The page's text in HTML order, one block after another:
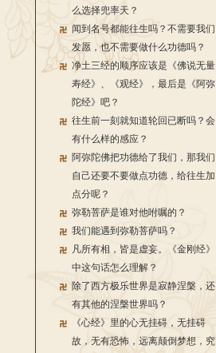
么选择兜率天？
闻到名号都能往生吗？不需要我们
发愿，也不需要做什么功德吗？
净土三经的顺序应该是《佛说无量
寿经》、《观经》，最后是《阿弥
陀经》吧？
往生前一刻就知道轮回已断吗？会
有什么样的感应？
阿弥陀佛把功德给了我们，那我们
自己还要不要做点功德，给往生加
点分呢？
弥勒菩萨是谁对他咐嘱的？
我们能遇到弥勒菩萨吗？
凡所有相，皆是虚妄。《金刚经》
中这句话怎么理解？
除了西方极乐世界是寂静涅槃，还
有其他的涅槃世界吗？
《心经》里的心无挂碍，无挂碍
故，无有恐怖，远离颠倒梦想，究